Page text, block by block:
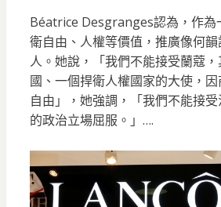
Béatrice Desgranges認為，作為
衛自由、人權等價值，推廣像何
人。她說，「我們不能接受蘭蔻
國、一個捍衛人權國家的大使，
自由」，她強調，「我們不能接
的政治立場屈服。」….